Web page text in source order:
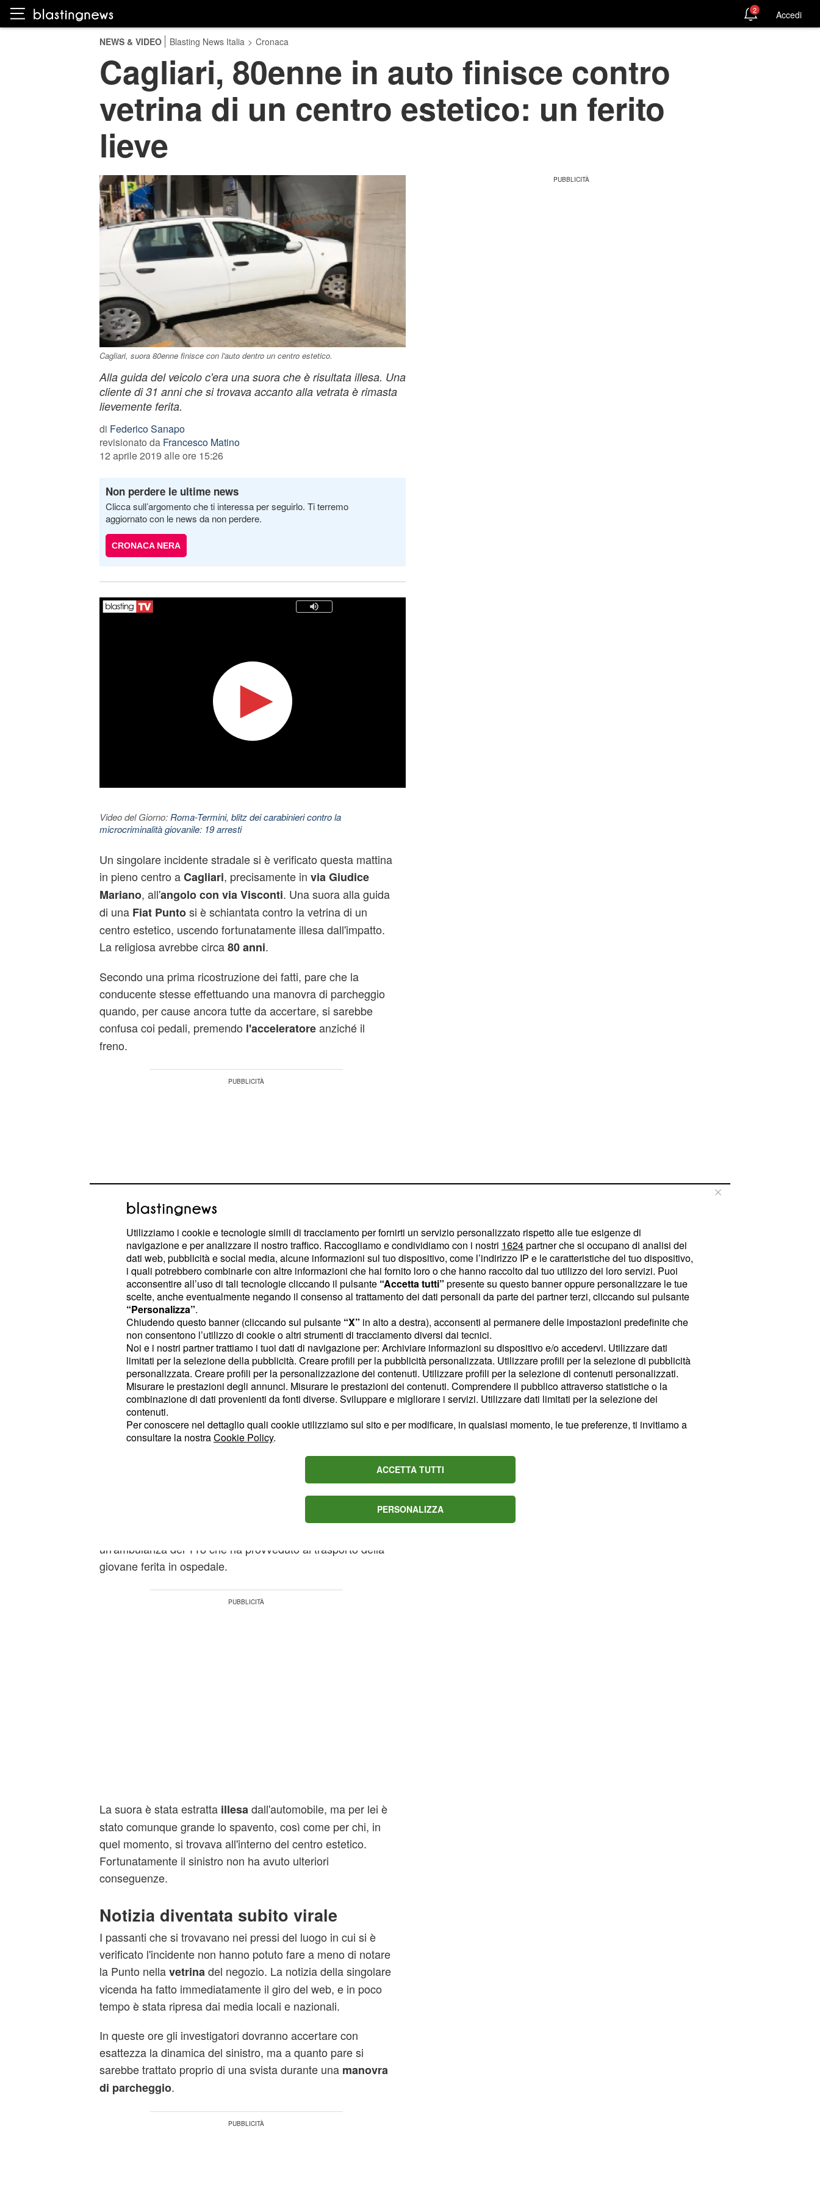
2 Accedi
NEWS & VIDEO Blasting News Italia > Cronaca
Cagliari, 80enne in auto finisce contro
vetrina di un centro estetico: un ferito
lieve
Cagliari, suora 80enne finisce con l'auto dentro un centro estetico.
Alla guida del veicolo c'era una suora che è risultata illesa. Una
cliente di 31 anni che si trovava accanto alla vetrata è rimasta
lievemente ferita.
di Federico Sanapo
revisionato da Francesco Matino
12 aprile 2019 alle ore 15:26
Non perdere le ultime news
Clicca sull’argomento che ti interessa per seguirlo. Ti terremo
aggiornato con le news da non perdere.
CRONACA NERA
Video del Giorno: Roma-Termini, blitz dei carabinieri contro la
microcriminalità giovanile: 19 arresti
Un singolare incidente stradale si è verificato questa mattina
in pieno centro aCagliari, precisamente in via Giudice
Mariano, all'angolo con via Visconti. Una suora alla guida
di una Fiat Puntosi è schiantata contro la vetrina di un
centro estetico, uscendo fortunatamente illesa dall'impatto.
La religiosa avrebbe circa80 anni.
Secondo una prima ricostruzione dei fatti, pare che la
conducente stesse effettuando una manovra di parcheggio
quando, per cause ancora tutte da accertare, si sarebbe
confusa coi pedali, premendo l'acceleratoreanziché il
freno.
Il veicolo quindi, probabilmente con la marcia inserita, ha
preso velocità e ha abbattuto la vetrata, entrando con la sua
parte anteriore nell'esercizio commerciale.
Una cliente è rimasta ferita
L'incidente è avvenuto in un orario in cui tutte le attività
erano già aperte, e nel centro estetico c'era una cliente
distesa su un lettino in attesa di un trattamento. Quando
l'auto ha colpito violentemente la vetrata, quest'ultima si è
ferito al collo
sono intervenuti gli agenti
un'ambulanza del 118 che ha provveduto al trasporto della
giovane ferita in ospedale.
La suora è stata estrattaillesa dall'automobile, ma per lei è
stato comunque grande lo spavento, così come per chi, in
quel momento, si trovava all'interno del centro estetico.
Fortunatamente il sinistro non ha avuto ulteriori
conseguenze.
Notizia diventata subito virale
I passanti che si trovavano nei pressi del luogo in cui si è
verificato l'incidente non hanno potuto fare a meno di notare
la Punto nellavetrina del negozio. La notizia della singolare
vicenda ha fatto immediatamente il giro del web, e in poco
tempo è stata ripresa dai media locali e nazionali.
In queste ore gli investigatori dovranno accertare con
esattezza la dinamica del sinistro, ma a quanto pare si
sarebbe trattato proprio di una svista durante una manovra
di parcheggio.
Utilizziamo i cookie e tecnologie simili di tracciamento per fornirti un servizio personalizzato rispetto alle tue esigenze di
navigazione e per analizzare il nostro traffico. Raccogliamo e condividiamo con i nostri 1624partner che si occupano di analisi dei
dati web, pubblicità e social media, alcune informazioni sul tuo dispositivo, come l’indirizzo IP e le caratteristiche del tuo dispositivo,
i quali potrebbero combinarle con altre informazioni che hai fornito loro o che hanno raccolto dal tuo utilizzo dei loro servizi. Puoi
acconsentire all’uso di tali tecnologie cliccando il pulsante “Accetta tutti” presente su questo banner oppure personalizzare le tue
scelte, anche eventualmente negando il consenso al trattamento dei dati personali da parte dei partner terzi, cliccando sul pulsante
“Personalizza”.
Chiudendo questo banner (cliccando sul pulsante “X” in alto a destra), acconsenti al permanere delle impostazioni predefinite che
non consentono l’utilizzo di cookie o altri strumenti di tracciamento diversi dai tecnici.
Noi e i nostri partner trattiamo i tuoi dati di navigazione per: Archiviare informazioni su dispositivo e/o accedervi. Utilizzare dati
limitati per la selezione della pubblicità. Creare profili per la pubblicità personalizzata. Utilizzare profili per la selezione di pubblicità
personalizzata. Creare profili per la personalizzazione dei contenuti. Utilizzare profili per la selezione di contenuti personalizzati.
Misurare le prestazioni degli annunci. Misurare le prestazioni dei contenuti. Comprendere il pubblico attraverso statistiche o la
combinazione di dati provenienti da fonti diverse. Sviluppare e migliorare i servizi. Utilizzare dati limitati per la selezione dei
contenuti.
Per conoscere nel dettaglio quali cookie utilizziamo sul sito e per modificare, in qualsiasi momento, le tue preferenze, ti invitiamo a
consultare la nostraCookie Policy.
ACCETTA TUTTI
PERSONALIZZA